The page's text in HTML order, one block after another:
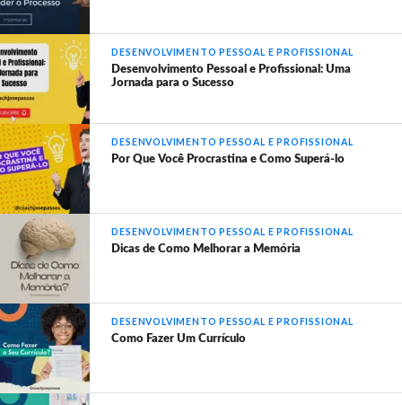
DESENVOLVIMENTO PESSOAL E PROFISSIONAL
Desenvolvimento Pessoal e Profissional: Uma
Jornada para o Sucesso
DESENVOLVIMENTO PESSOAL E PROFISSIONAL
Por Que Você Procrastina e Como Superá-lo
DESENVOLVIMENTO PESSOAL E PROFISSIONAL
Dicas de Como Melhorar a Memória
DESENVOLVIMENTO PESSOAL E PROFISSIONAL
Como Fazer Um Currículo